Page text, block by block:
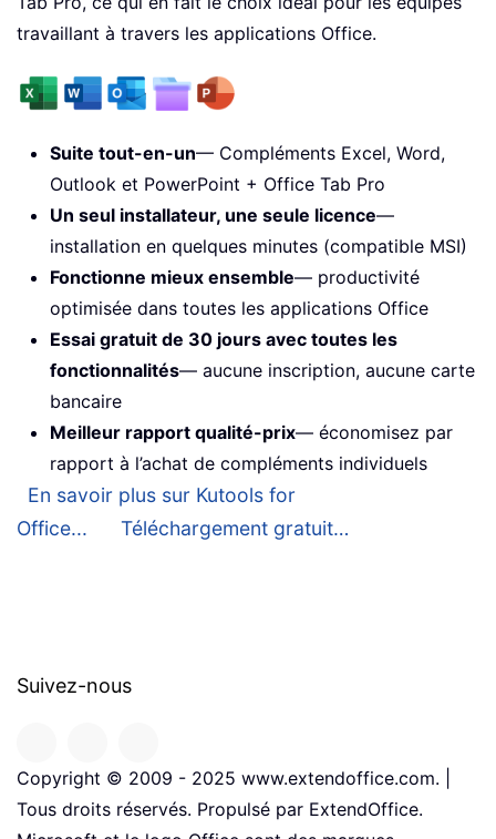
travaillant à travers les applications Office.
Suite tout-en-un— Compléments Excel, Word,
Outlook et PowerPoint + Office Tab Pro
Un seul installateur, une seule licence—
installation en quelques minutes (compatible MSI)
Fonctionne mieux ensemble— productivité
optimisée dans toutes les applications Office
Essai gratuit de 30 jours avec toutes les
fonctionnalités— aucune inscription, aucune carte
bancaire
Meilleur rapport qualité-prix— économisez par
rapport à l’achat de compléments individuels
En savoir plus sur Kutools for
Office...
Téléchargement gratuit…
Suivez-nous
Copyright © 2009 - 2025 www.extendoffice.com. |
Tous droits réservés. Propulsé par ExtendOffice.